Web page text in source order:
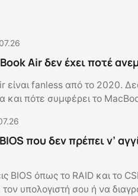
Air δεν έχει ποτέ
είναι fanless από το 2020.
και πότε συμφέρει το
που δεν πρέπει ν’
BIOS όπως το RAID και το
υπολογιστή σου ή να